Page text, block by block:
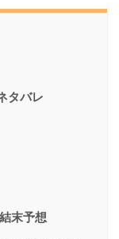
タバレ
末予想